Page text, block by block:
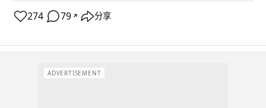
274 79 ↗ 分享
ADVERTISEMENT